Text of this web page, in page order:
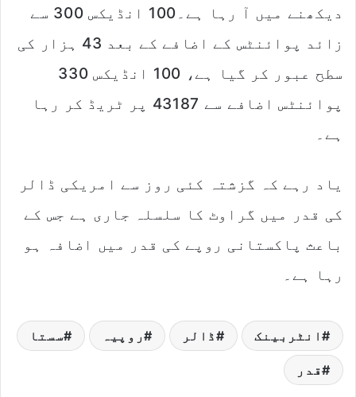
دیکھنے میں آ رہا ہے۔100 انڈیکس 300 سے
زائد پوائنٹس کے اضافے کے بعد 43 ہزار کی
سطح عبور کر گیا ہے، 100 انڈیکس 330
پوائنٹس اضافے سے 43187 پر ٹریڈ کر رہا
ہے۔
یاد رہے کہ گزشتہ کئی روز سے امریکی ڈالر
کی قدر میں گراوٹ کا سلسلہ جاری ہے جس کے
باعث پاکستانی روپے کی قدر میں اضافہ ہو
رہا ہے۔
انٹربینک ڈالر روپیہ سستا
قدر